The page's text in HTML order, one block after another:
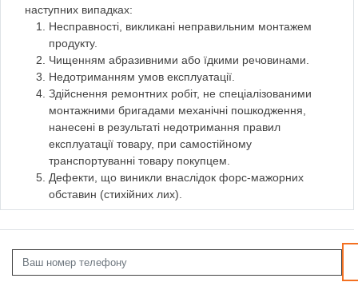
наступних випадках:
Несправності, викликані неправильним монтажем
продукту.
Чищенням абразивними або їдкими речовинами.
Недотриманням умов експлуатації.
Здійснення ремонтних робіт, не спеціалізованими
монтажними бригадами механічні пошкодження,
нанесені в результаті недотримання правил
експлуатації товару, при самостійному
транспортуванні товару покупцем.
Дефекти, що виникли внаслідок форс-мажорних
обставин (стихійних лих).